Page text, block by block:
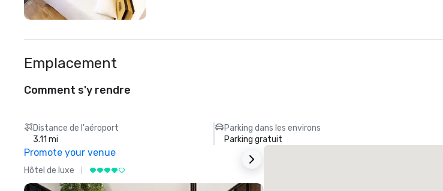
Emplacement
Comment s'y rendre
Distance de l'aéroport
3.11 mi
Parking dans les environs
Parking gratuit
Promote your venue
Hôtel de luxe